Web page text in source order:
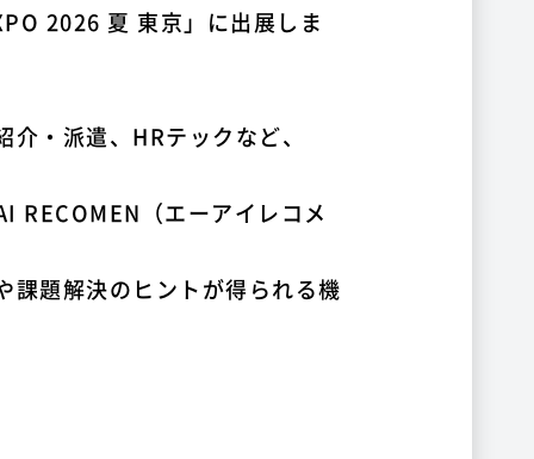
2026 夏 東京」に出展しま
・派遣、HRテックなど、
RECOMEN（エーアイレコメ
課題解決のヒントが得られる機